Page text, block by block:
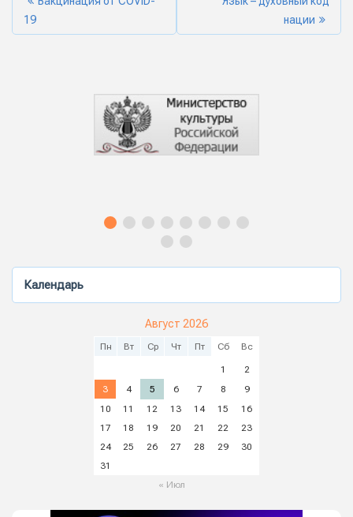
Календарь
Август 2026
Пн Вт Ср Чт Пт Сб Вс
1
2
3
4 5 6 7 8
9
10
11 12 13 14 15
16
17
18 19 20 21 22
23
24
25 26 27 28 29
30
31
« Июл
19
нации